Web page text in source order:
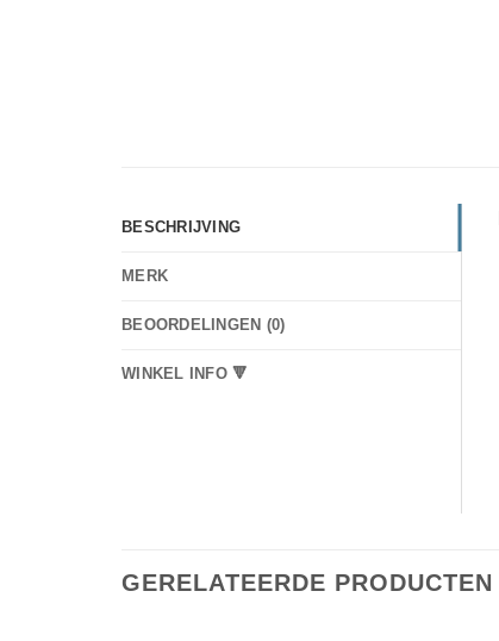
BESCHRIJVING
MERK
BEOORDELINGEN (0)
WINKEL INFO 🔻
GERELATEERDE PRODUCTEN